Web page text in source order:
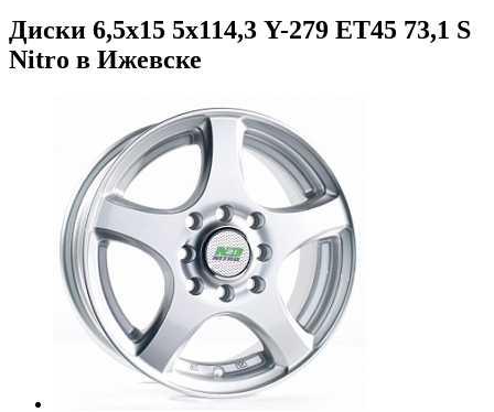
Диски 6,5х15 5х114,3 Y-279 ЕТ45 73,1 S
Nitro в Ижевске